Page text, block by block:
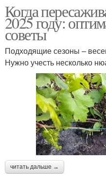
Когда
2025 году:
советы
Подходящие сезоны –
Нужно учесть несколько
читать дальше →